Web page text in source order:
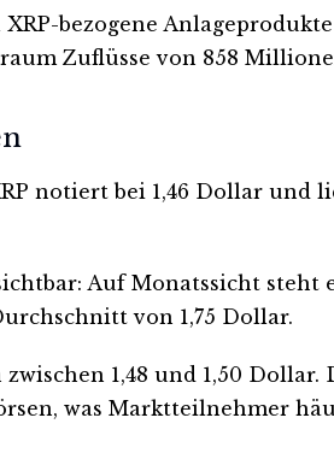
bezogene
Zuflüsse von 858
notiert bei 1,46 Dollar
Auf Monatssicht steht
von 1,75 Dollar.
1,48 und 1,50
was Marktteilnehmer